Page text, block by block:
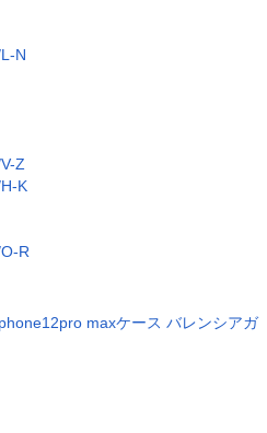
N
Z
K
R
maxケース バレンシアガ